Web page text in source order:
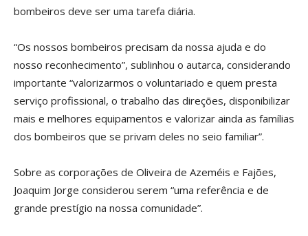
bombeiros deve ser uma tarefa diária.
“Os nossos bombeiros precisam da nossa ajuda e do
nosso reconhecimento”, sublinhou o autarca, considerando
importante “valorizarmos o voluntariado e quem presta
serviço profissional, o trabalho das direções, disponibilizar
mais e melhores equipamentos e valorizar ainda as famílias
dos bombeiros que se privam deles no seio familiar”.
Sobre as corporações de Oliveira de Azeméis e Fajões,
Joaquim Jorge considerou serem “uma referência e de
grande prestígio na nossa comunidade”.